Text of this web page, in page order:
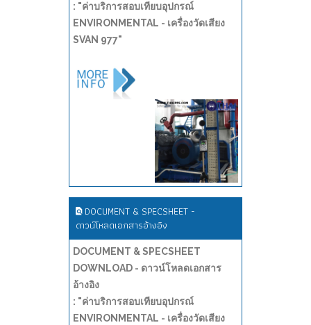
: "ค่าบริการสอบเทียบอุปกรณ์
ENVIRONMENTAL - เครื่องวัดเสียง
SVAN 977"
DOCUMENT & SPECSHEET -
ดาวน์โหลดเอกสารอ้างอิง
DOCUMENT & SPECSHEET
DOWNLOAD - ดาวน์โหลดเอกสาร
อ้างอิง
: "ค่าบริการสอบเทียบอุปกรณ์
ENVIRONMENTAL - เครื่องวัดเสียง